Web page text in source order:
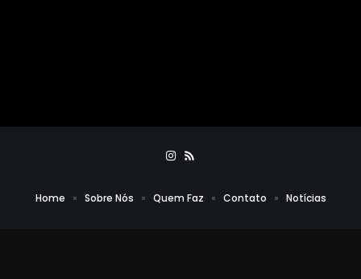
Home Sobre Nós Quem Faz Contato Notícias